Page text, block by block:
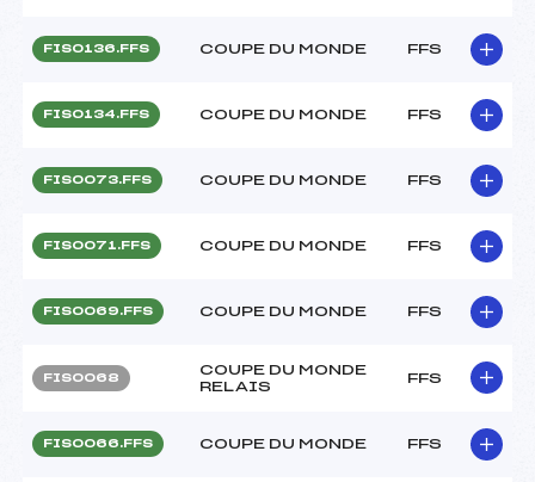
FIS0136.FFS COUPE DU MONDE FFS
FIS0134.FFS COUPE DU MONDE FFS
FIS0073.FFS COUPE DU MONDE FFS
FIS0071.FFS COUPE DU MONDE FFS
FIS0069.FFS COUPE DU MONDE FFS
FIS0068
COUPE DU MONDE
RELAIS
FFS
FIS0066.FFS COUPE DU MONDE FFS